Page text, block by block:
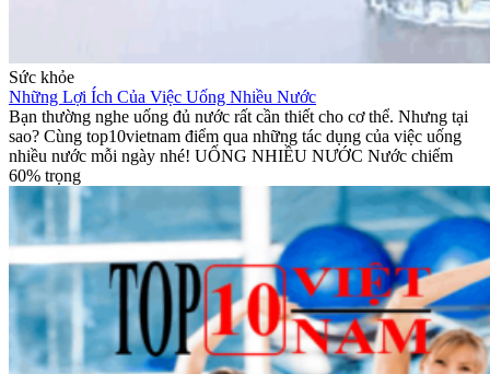
Sức khỏe
Những Lợi Ích Của Việc Uống Nhiều Nước
Bạn thường nghe uống đủ nước rất cần thiết cho cơ thể. Nhưng tại
sao? Cùng top10vietnam điểm qua những tác dụng của việc uống
nhiều nước mỗi ngày nhé! UỐNG NHIỀU NƯỚC Nước chiếm
60% trọng